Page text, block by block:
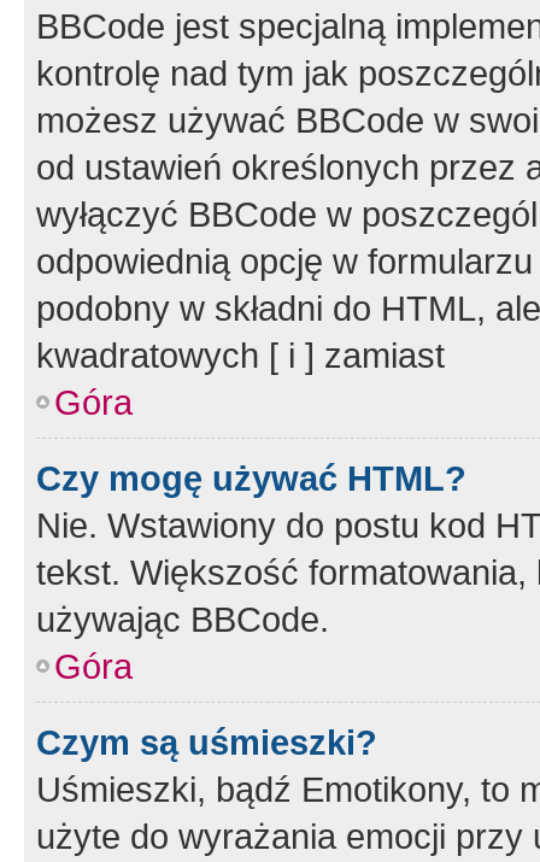
BBCode jest specjalną
kontrolę nad tym jak
możesz używać BBCode w
od ustawień określonych przez
wyłączyć BBCode w
odpowiednią opcję w
podobny w składni do HTML,
kwadratowych [ i ] zamiast
Góra
Czy mogę używać HTML?
Nie. Wstawiony do postu kod
tekst. Większość
używając BBCode.
Góra
Czym są uśmieszki?
Uśmieszki, bądź Emotikony, to
użyte do wyrażania emocji